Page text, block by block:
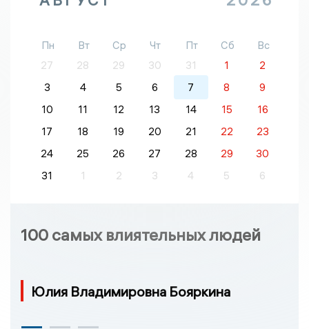
Пн Вт Ср Чт Пт Сб
Вс
27
28 29 30 31 1
2
3
4 5 6 7 8
9
10
11 12 13 14 15
16
17
18 19 20 21 22
23
24
25 26 27 28 29
30
31
1 2 3 4 5 6
100 самых влиятельных людей
Юлия Владимировна Бояркина